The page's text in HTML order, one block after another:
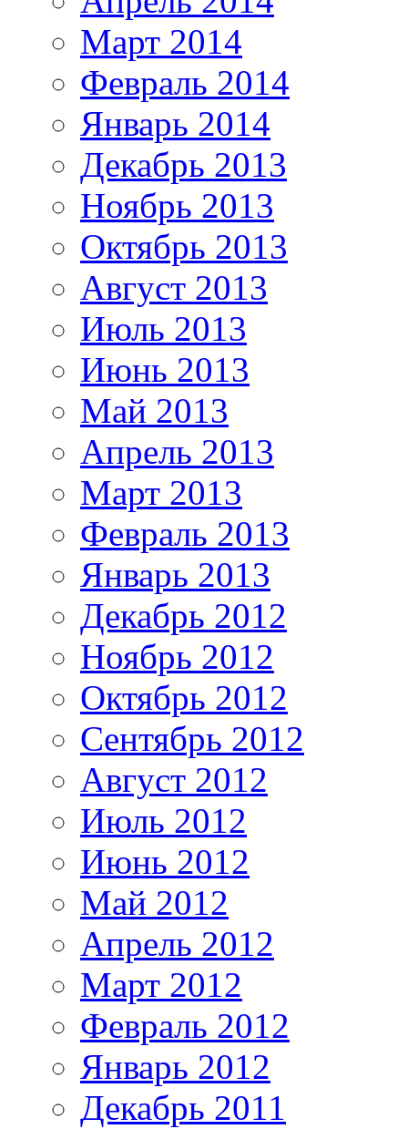
Март 2014
Февраль 2014
Январь 2014
Декабрь 2013
Ноябрь 2013
Октябрь 2013
Август 2013
Июль 2013
Июнь 2013
Май 2013
Апрель 2013
Март 2013
Февраль 2013
Январь 2013
Декабрь 2012
Ноябрь 2012
Октябрь 2012
Сентябрь 2012
Август 2012
Июль 2012
Июнь 2012
Май 2012
Апрель 2012
Март 2012
Февраль 2012
Январь 2012
Декабрь 2011